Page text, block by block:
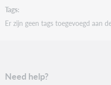
Tags
Er zijn geen tags toegevoegd aan
Need help?